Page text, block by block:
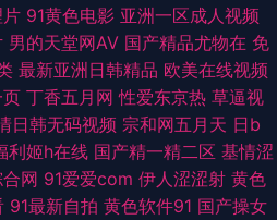
亚洲成人小说网 久久精品妻 日韩一级免费
久福利社 福利爱爱网站在线 午夜伦乱 国
视频 超碰午夜电影 三欧美视频sss 福利激
内射白虎白丝 人人肏人人 97超碰人人操
91黄色电影 亚洲一区成人视频
男的天堂网AV 国产精品尤物在 免
最新亚洲日韩精品 欧美在线视频
丁香五月网 性爱东京热 草逼视
日韩无码视频 宗和网五月天 日b
利姬h在线 国产精一精二区 基情涩
网 91爱爱com 伊人涩涩射 黄色
91最新自拍 黄色软件91 国产操女